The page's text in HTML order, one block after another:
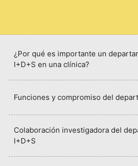
¿Por qué es importante un
I+D+S en una clínica?
Funciones y compromiso del
Colaboración investigadora del
I+D+S